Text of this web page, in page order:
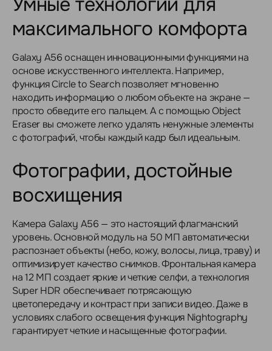
максимального комфорта
Galaxy A56 оснащен инновационными функциями на
основе искусственного интеллекта. Например,
функция Circle to Search позволяет мгновенно
находить информацию о любом объекте на экране —
просто обведите его пальцем. А с помощью Object
Eraser вы сможете легко удалять ненужные элементы
с фотографий, чтобы каждый кадр был идеальным.
Фотографии, достойные
восхищения
Камера Galaxy A56 — это настоящий флагманский
уровень. Основной модуль на 50 МП автоматически
распознает объекты (небо, кожу, волосы, лица, траву) и
оптимизирует качество снимков. Фронтальная камера
на 12 МП создает яркие и четкие селфи, а технология
Super HDR обеспечивает потрясающую
цветопередачу и контраст при записи видео. Даже в
условиях слабого освещения функция Nightography
гарантирует четкие и насыщенные фотографии.